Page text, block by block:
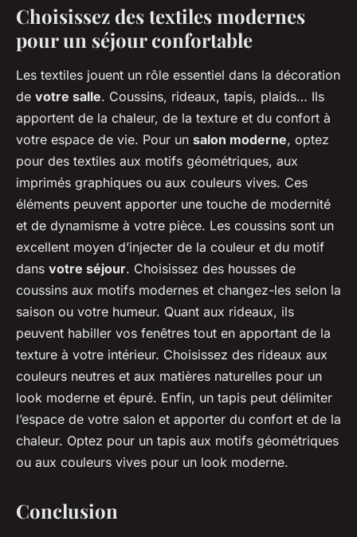
Choisissez des textiles modernes
pour un séjour confortable
Les textiles jouent un rôle essentiel dans la décoration
de votre salle. Coussins, rideaux, tapis, plaids… Ils
apportent de la chaleur, de la texture et du confort à
votre espace de vie. Pour un salon moderne, optez
pour des textiles aux motifs géométriques, aux
imprimés graphiques ou aux couleurs vives. Ces
éléments peuvent apporter une touche de modernité
et de dynamisme à votre pièce. Les coussins sont un
excellent moyen d’injecter de la couleur et du motif
dans votre séjour. Choisissez des housses de
coussins aux motifs modernes et changez-les selon la
saison ou votre humeur. Quant aux rideaux, ils
peuvent habiller vos fenêtres tout en apportant de la
texture à votre intérieur. Choisissez des rideaux aux
couleurs neutres et aux matières naturelles pour un
look moderne et épuré. Enfin, un tapis peut délimiter
l’espace de votre salon et apporter du confort et de la
chaleur. Optez pour un tapis aux motifs géométriques
ou aux couleurs vives pour un look moderne.
Conclusion